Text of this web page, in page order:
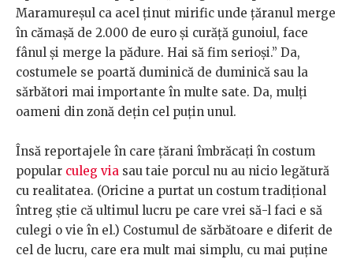
Maramureșul ca acel ținut mirific unde țăranul merge
în cămașă de 2.000 de euro și curăță gunoiul, face
fânul și merge la pădure. Hai să fim serioși.” Da,
costumele se poartă duminică de duminică sau la
sărbători mai importante în multe sate. Da, mulți
oameni din zonă dețin cel puțin unul.
Însă reportajele în care țărani îmbrăcați în costum
popular culeg via sau taie porcul nu au nicio legătură
cu realitatea. (Oricine a purtat un costum tradițional
întreg știe că ultimul lucru pe care vrei să-l faci e să
culegi o vie în el.) Costumul de sărbătoare e diferit de
cel de lucru, care era mult mai simplu, cu mai puține